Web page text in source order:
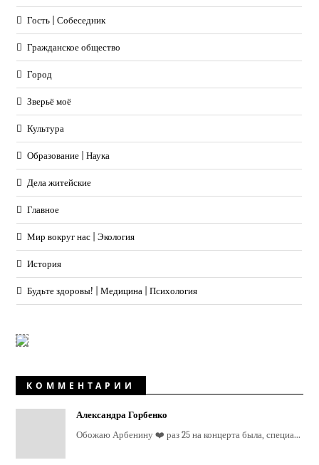
Гость | Собеседник
Гражданское общество
Город
Зверьё моё
Культура
Образование | Наука
Дела житейские
Главное
Мир вокруг нас | Экология
История
Будьте здоровы! | Медицина | Психология
КОММЕНТАРИИ
Александра Горбенко
Обожаю Арбенину ❤️ раз 25 на концерта была, специа...